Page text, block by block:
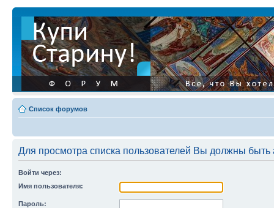
Список форумов
Для просмотра списка пользователей Вы должны быть
Войти через:
Имя пользователя:
Пароль: